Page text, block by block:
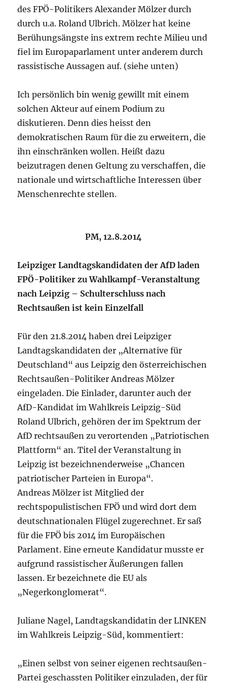
des FPÖ-Politikers Alexander Mölzer durch
durch u.a. Roland Ulbrich. Mölzer hat keine
Berühungsängste ins extrem rechte Milieu und
fiel im Europaparlament unter anderem durch
rassistische Aussagen auf. (siehe unten)
Ich persönlich bin wenig gewillt mit einem
solchen Akteur auf einem Podium zu
diskutieren. Denn dies heisst den
demokratischen Raum für die zu erweitern, die
ihn einschränken wollen. Heißt dazu
beizutragen denen Geltung zu verschaffen, die
nationale und wirtschaftliche Interessen über
Menschenrechte stellen.
PM, 12.8.2014
Leipziger Landtagskandidaten der AfD laden
FPÖ-Politiker zu Wahlkampf-Veranstaltung
nach Leipzig – Schulterschluss nach
Rechtsaußen ist kein Einzelfall
Für den 21.8.2014 haben drei Leipziger
Landtagskandidaten der „Alternative für
Deutschland“ aus Leipzig den österreichischen
Rechtsaußen-Politiker Andreas Mölzer
eingeladen. Die Einlader, darunter auch der
AfD-Kandidat im Wahlkreis Leipzig-Süd
Roland Ulbrich, gehören der im Spektrum der
AfD rechtsaußen zu verortenden „Patriotischen
Plattform“ an. Titel der Veranstaltung in
Leipzig ist bezeichnenderweise „Chancen
patriotischer Parteien in Europa“.
Andreas Mölzer ist Mitglied der
rechtspopulistischen FPÖ und wird dort dem
deutschnationalen Flügel zugerechnet. Er saß
für die FPÖ bis 2014 im Europäischen
Parlament. Eine erneute Kandidatur musste er
aufgrund rassistischer Äußerungen fallen
lassen. Er bezeichnete die EU als
„Negerkonglomerat“.
Juliane Nagel, Landtagskandidatin der LINKEN
im Wahlkreis Leipzig-Süd, kommentiert:
„Einen selbst von seiner eigenen rechtsaußen-
Partei geschassten Politiker einzuladen, der für